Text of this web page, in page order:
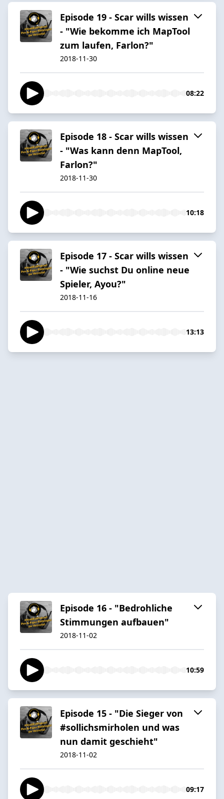
Episode 19 - Scar wills wissen
- "Wie bekomme ich MapTool
zum laufen, Farlon?"
2018-11-30
08:22
Episode 18 - Scar wills wissen
- "Was kann denn MapTool,
Farlon?"
2018-11-30
10:18
Episode 17 - Scar wills wissen
- "Wie suchst Du online neue
Spieler, Ayou?"
2018-11-16
13:13
Episode 16 - "Bedrohliche
Stimmungen aufbauen"
2018-11-02
10:59
Episode 15 - "Die Sieger von
#sollichsmirholen und was
nun damit geschieht"
2018-11-02
09:17